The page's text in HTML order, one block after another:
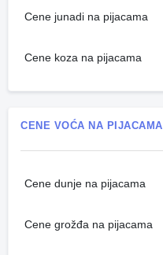
Cene junadi na pijacama
Cene koza na pijacama
CENE VOĆA NA PIJACAMA
Cene dunje na pijacama
Cene grožđa na pijacama